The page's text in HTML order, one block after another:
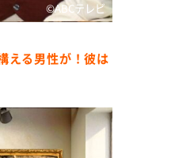
©️ABCテレビ
える男性が！彼は